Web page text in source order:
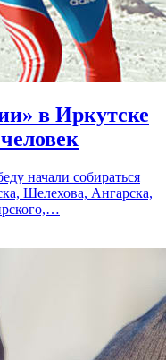
в Иркутске
начали собираться
Шелехова, Ангарска,